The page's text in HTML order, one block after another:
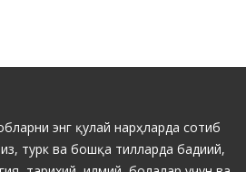
энг қулай нарҳларда сотиб
турк ва бошқа тилларда бадиий,